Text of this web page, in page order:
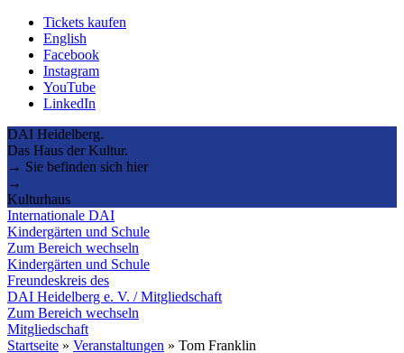
Tickets kaufen
English
Facebook
Instagram
YouTube
LinkedIn
DAI Heidelberg.
Das Haus der Kultur.
→ Sie befinden sich hier
→
Kulturhaus
Internationale DAI
Kindergärten und Schule
Zum Bereich wechseln
Kindergärten und Schule
Freundeskreis des
DAI Heidelberg e. V. / Mitgliedschaft
Zum Bereich wechseln
Mitgliedschaft
Startseite » Veranstaltungen » Tom Franklin